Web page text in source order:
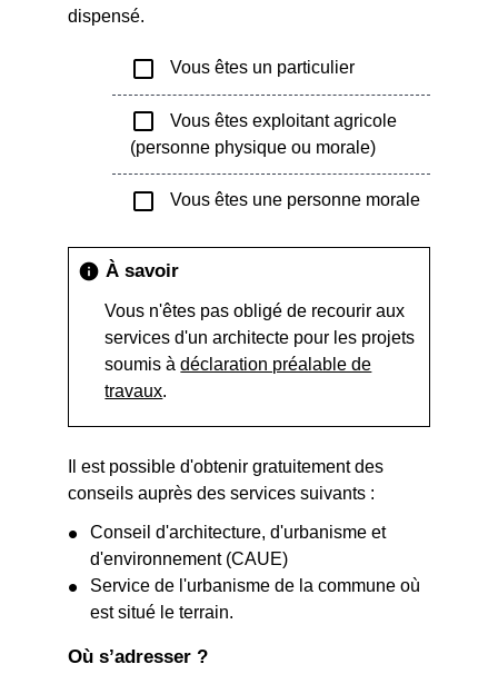
dispensé.
check_box_outline_blank Vous êtes un particulier
check_box_outline_blank
Vous êtes exploitant agricole
(personne physique ou morale)
check_box_outline_blank Vous êtes une personne morale
info À savoir
Vous n'êtes pas obligé de recourir aux
services d'un architecte pour les projets
soumis àdéclaration préalable de
travaux.
Il est possible d'obtenir gratuitement des
conseils auprès des services suivants :
Conseil d'architecture, d'urbanisme et
d'environnement (CAUE)
Service de l'urbanisme de la commune où
est situé le terrain.
Où s’adresser ?